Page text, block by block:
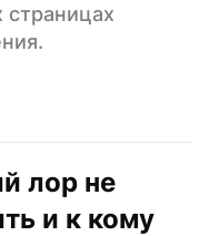
лор не
и к кому